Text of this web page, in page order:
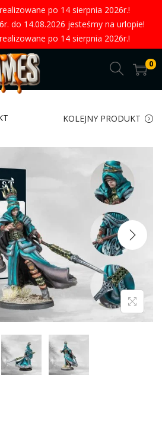
po 14 sierpnia 2026r.!
do 14.08.2026 jesteśmy na urlopie!
po 14 sierpnia 2026r.!
0
KOLEJNY PRODUKT